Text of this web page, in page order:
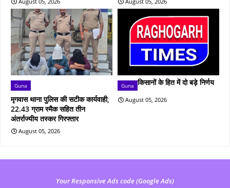
Guna
मृगवास थाना पुलिस की सटीक कार्यवाही,
22.43 ग्राम स्मैक सहित तीन
अंतर्राज्यीय तस्कर गिरफ्तार
August 05, 2026
Guna किसानों के हित में दो बड़े निर्णय
August 05, 2026
Your Responsive Ads code (Google Ads)